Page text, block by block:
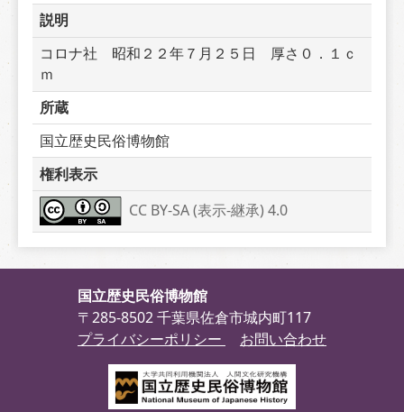
説明
コロナ社　昭和２２年７月２５日　厚さ０．１ｃ
ｍ
所蔵
国立歴史民俗博物館
権利表示
CC BY-SA (表示-継承) 4.0
国立歴史民俗博物館
〒285-8502 千葉県佐倉市城内町117
プライバシーポリシー
お問い合わせ